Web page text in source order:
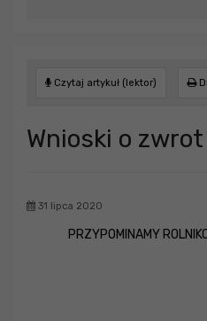
Czytaj artykuł (lektor)
Wnioski o
31 lipca 2020
PRZYPOMINAMY